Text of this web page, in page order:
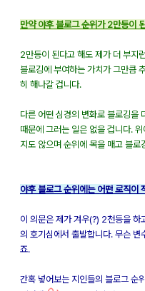
만약 야후 블로그 순위가 2만등이
2만등이 된다고 해도 제가 더 부지
블로깅에 부여하는 가치가 그만큼
히 해나갈 겁니다.
다른 어떤 심경의 변화로 블로깅을
때문에 그러는 일은 없을 겁니다.
지도 않으며 순위에 목을 매고 블
야후 블로그 순위에는 어떤 로직이
이 의문은 제가 겨우(?) 2천등을 하
의 호기심에서 출발합니다. 무슨
죠.
간혹 넣어보는 지인들의 블로그 순